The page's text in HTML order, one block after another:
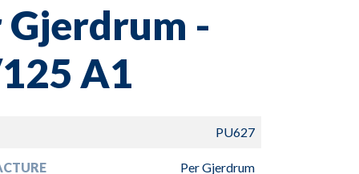
Gjerdrum -
A1
PU627
Per Gjerdrum